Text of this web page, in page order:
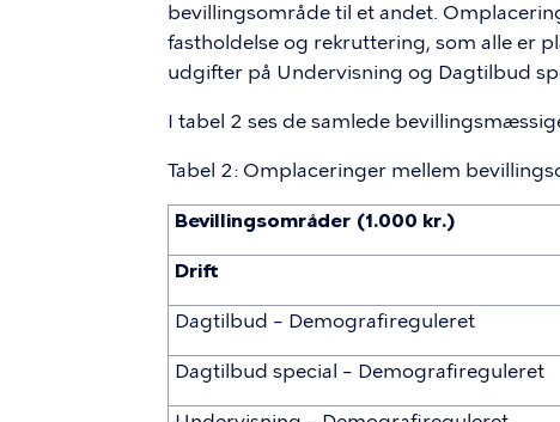
bevillingsområde til et andet.
fastholdelse og rekruttering, som alle er
udgifter på Undervisning og Dagtilbud
I tabel 2 ses de samlede
Tabel 2: Omplaceringer mellem
Bevillingsområder (1.000 kr.)
Drift
Dagtilbud – Demografireguleret
Dagtilbud special – Demografireguleret